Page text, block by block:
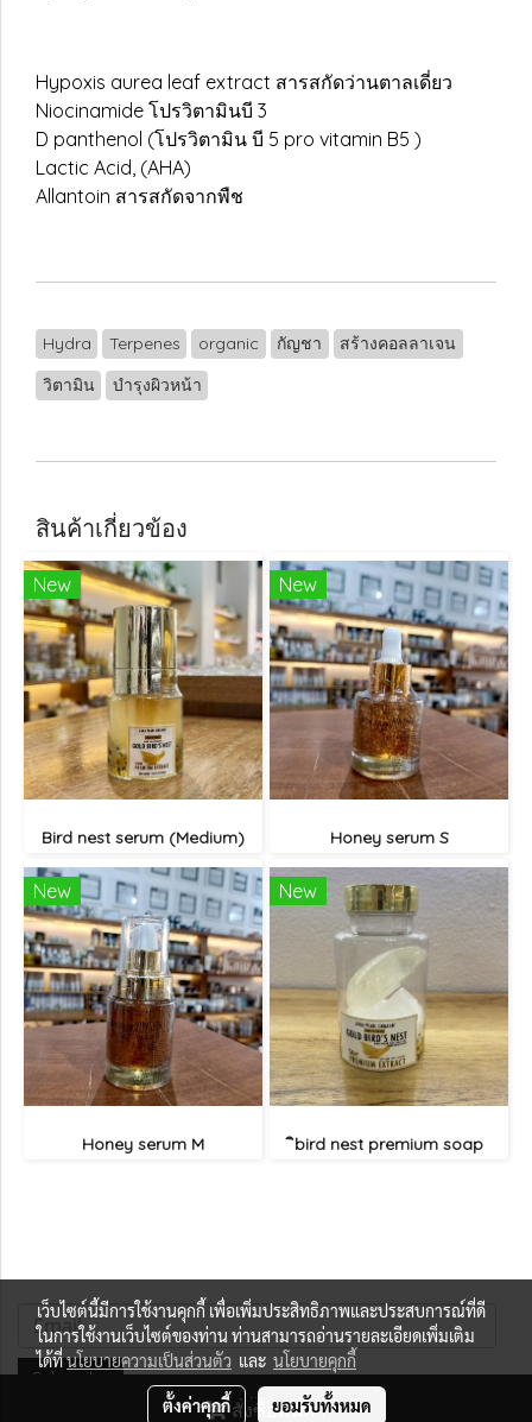
สั่งซื้อสินค้า
Hypoxis aurea leaf extract สารสกัดว่านตาลเดี่ยว
Niocinamide โปรวิตามินบี 3
D panthenol (โปรวิตามิน บี 5 pro vitamin B5 )
Lactic Acid, (AHA)
Allantoin สารสกัดจากพืช
Hydra Terpenes organic กัญชา
สร้างคอลลาเจน
วิตามิน
บำรุงผิวหน้า
สินค้าเกี่ยวข้อง
New
Bird nest serum (Medium)
New
Honey serum S
New
Honey serum M
New
ิbird nest premium soap
Subscribe
เว็บไซต์นี้มีการใช้งานคุกกี้ เพื่อเพิ่มประสิทธิภาพและประสบการณ์ที่ดี
ในการใช้งานเว็บไซต์ของท่าน ท่านสามารถอ่านรายละเอียดเพิ่มเติม
ได้ที่นโยบายความเป็นส่วนตัว และ นโยบายคุกกี้
ตั้งค่าคุกกี้ ยอมรับทั้งหมด